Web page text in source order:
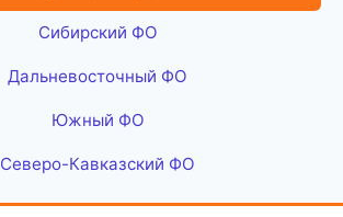
Сибирский ФО
Дальневосточный ФО
Южный ФО
Северо-Кавказский ФО